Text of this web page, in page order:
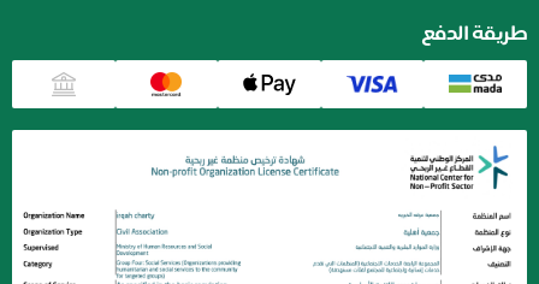
طريقة الدفع